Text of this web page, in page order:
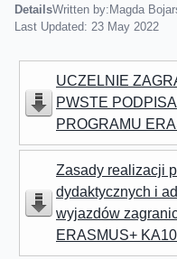
DetailsWritten by: Magda
Last Updated: 23 May 2022
UCZELNIE
PWSTE
PROGRAMU
Zasady realizacji
dydaktycznych i
wyjazdów
ERASMUS+